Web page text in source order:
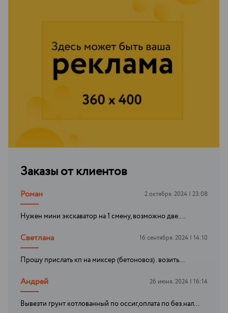
Заказы от клиентов
Роман 2 октября. 2024 | 23:08
Нужен мини экскаватор на 1 смену, возможно две....
Светлана 16 сентября. 2024 | 14:10
Прошу прислать кп на миксер (бетоновоз) . возить...
Андрей 26 июня. 2024 | 16:14
Вывезти грунт котлованный по оссиг,оплата по без.нал...